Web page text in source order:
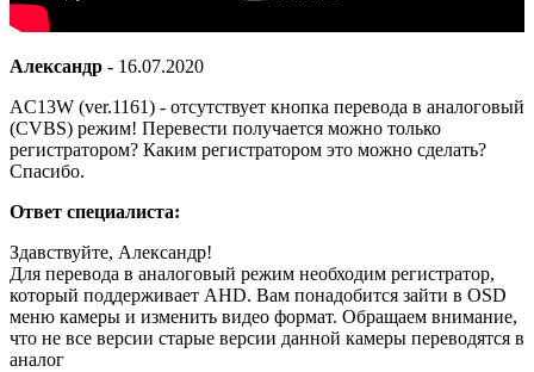
Александр - 16.07.2020
AC13W (ver.1161) - отсутствует кнопка перевода в аналоговый
(CVBS) режим! Перевести получается можно только
регистратором? Каким регистратором это можно сделать?
Спасибо.
Ответ специалиста:
Здавствуйте, Александр!
Для перевода в аналоговый режим необходим регистратор,
который поддерживает AHD. Вам понадобится зайти в OSD
меню камеры и изменить видео формат. Обращаем внимание,
что не все версии старые версии данной камеры переводятся в
аналог